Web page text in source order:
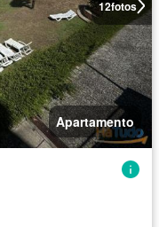
12fotos
Apartamento